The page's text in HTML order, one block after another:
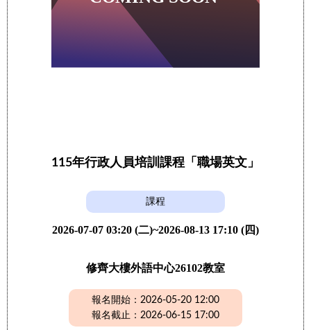
115年行政人員培訓課程「職場英文」
課程
2026-07-07 03:20 (二)~2026-08-13 17:10 (四)
修齊大樓外語中心26102教室
報名開始：2026-05-20 12:00
報名截止：2026-06-15 17:00